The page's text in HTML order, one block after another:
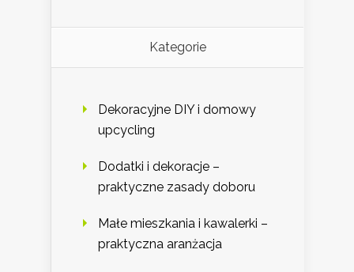
Kategorie
Dekoracyjne DIY i domowy
upcycling
Dodatki i dekoracje –
praktyczne zasady doboru
Małe mieszkania i kawalerki –
praktyczna aranżacja